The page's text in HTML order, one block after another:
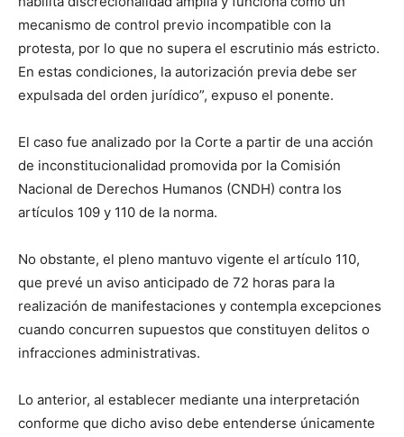
mecanismo de control previo incompatible con la
protesta, por lo que no supera el escrutinio más estricto.
En estas condiciones, la autorización previa debe ser
expulsada del orden jurídico”, expuso el ponente.
El caso fue analizado por la Corte a partir de una acción
de inconstitucionalidad promovida por la Comisión
Nacional de Derechos Humanos (CNDH) contra los
artículos 109 y 110 de la norma.
No obstante, el pleno mantuvo vigente el artículo 110,
que prevé un aviso anticipado de 72 horas para la
realización de manifestaciones y contempla excepciones
cuando concurren supuestos que constituyen delitos o
infracciones administrativas.
Lo anterior, al establecer mediante una interpretación
conforme que dicho aviso debe entenderse únicamente